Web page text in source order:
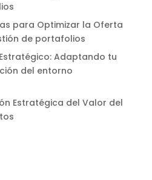
para Optimizar la Oferta
de portafolios
Adaptando tu
del entorno
Estratégica del Valor del